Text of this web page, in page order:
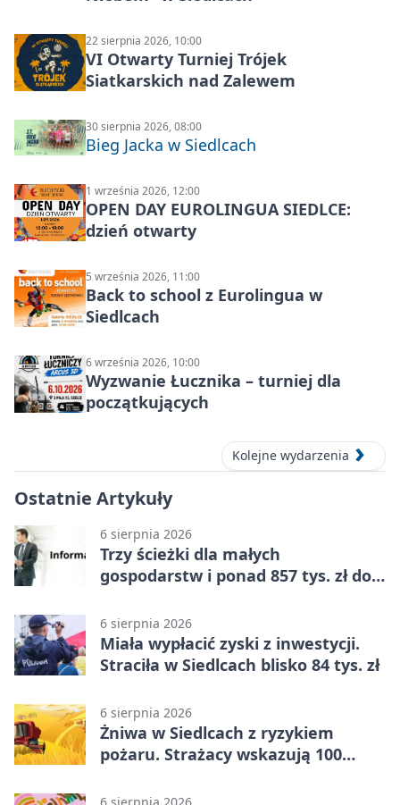
22 sierpnia 2026, 10:00
VI Otwarty Turniej Trójek
Siatkarskich nad Zalewem
30 sierpnia 2026, 08:00
Bieg Jacka w Siedlcach
1 września 2026, 12:00
OPEN DAY EUROLINGUA SIEDLCE:
dzień otwarty
5 września 2026, 11:00
Back to school z Eurolingua w
Siedlcach
6 września 2026, 10:00
Wyzwanie Łucznika – turniej dla
początkujących
Kolejne wydarzenia
Ostatnie Artykuły
6 sierpnia 2026
Trzy ścieżki dla małych
gospodarstw i ponad 857 tys. zł do
6 sierpnia 2026
Miała wypłacić zyski z inwestycji.
Straciła w Siedlcach blisko 84 tys. zł
6 sierpnia 2026
Żniwa w Siedlcach z ryzykiem
pożaru. Strażacy wskazują 100
6 sierpnia 2026